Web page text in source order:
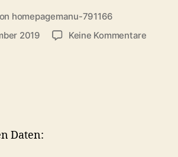
homepagemanu-791166
2019 Keine Kommentarezu
Daten: